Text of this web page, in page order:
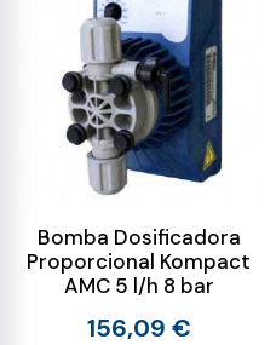
Bomba Dosificadora
Proporcional Kompact
AMC 5 l/h 8 bar
156,09 €